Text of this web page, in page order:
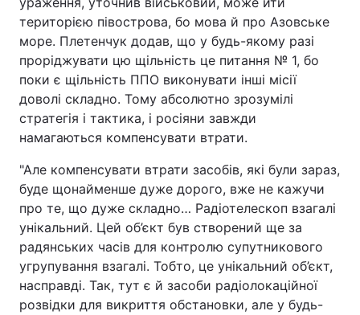
територією півострова, бо мова й про Азовське
море. Плетенчук додав, що у будь-якому разі
проріджувати цю щільність це питання № 1, бо
поки є щільність ППО виконувати інші місії
доволі складно. Тому абсолютно зрозумілі
стратегія і тактика, і росіяни завжди
намагаються компенсувати втрати.
"Але компенсувати втрати засобів, які були зараз,
буде щонайменше дуже дорого, вже не кажучи
про те, що дуже складно… Радіотелескоп взагалі
унікальний. Цей об’єкт був створений ще за
радянських часів для контролю супутникового
угрупування взагалі. Тобто, це унікальний об’єкт,
насправді. Так, тут є й засоби радіолокаційної
розвідки для викриття обстановки, але у будь-